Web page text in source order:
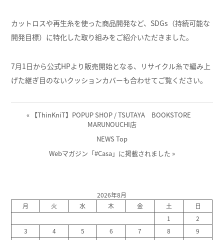
カットロスや再生糸を使った商品開発など、SDGs（持続可能な
開発目標）に特化した取り組みをご紹介いただきました。
7月1日から公式HPより販売開始となる、リサイクル糸で編み上
げた継ぎ目のないクッションカバーも合わせてご覧ください。
« 【ThinKniT】POPUP SHOP / TSUTAYA BOOKSTORE
MARUNOUCHI店
NEWS Top
Webマガジン「#Casa」に掲載されました »
2026年8月
月
火 水 木 金 土
日
1
2
3
4 5 6 7 8
9